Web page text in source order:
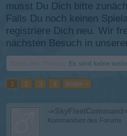
musst Du Dich bitte
Falls Du noch keinen
registriere Dich neu. Wir
nächsten Besuch in
Es sind keine
1 2 3 4 Weiter >
-
Kommandant des Forums